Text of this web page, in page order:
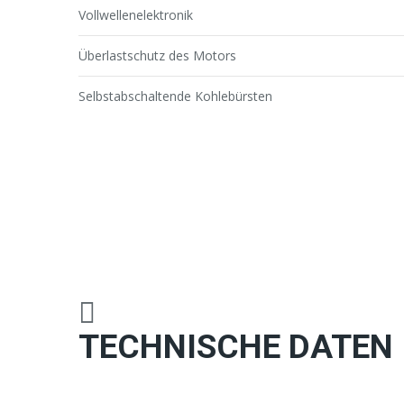
Vollwellenelektronik
Überlastschutz des Motors
Selbstabschaltende Kohlebürsten
TECHNISCHE DATEN